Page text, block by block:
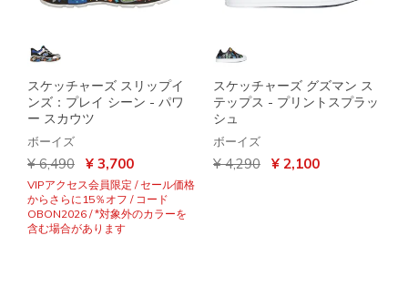
スケッチャーズ スリップイ
ンズ：プレイ シーン - パワ
ー スカウツ
ボーイズ
からの値引き
¥ 6,490 から
¥ 3,700
VIPアクセス会員限定 / セール価格
からさらに15％オフ / コード
OBON2026 / *対象外のカラーを
含む場合があります
スケッチャーズ グズマン ス
テップス - プリントスプラッ
シュ
ボーイズ
からの値引き
¥ 4,290 から
¥ 2,100